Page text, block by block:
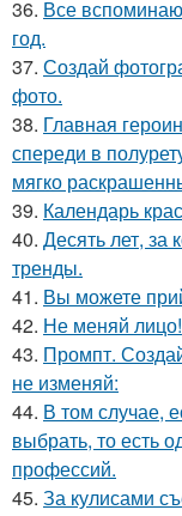
36. Все
год.
37. Создай
фото.
38. Главная
спереди в
мягко
39. Календарь
40. Десять лет, за
тренды.
41. Вы можете
42. Не меняй лицо!
43. Промпт.
не изменяй:
44. В том случае,
выбрать, то есть
профессий.
45. За кулисами